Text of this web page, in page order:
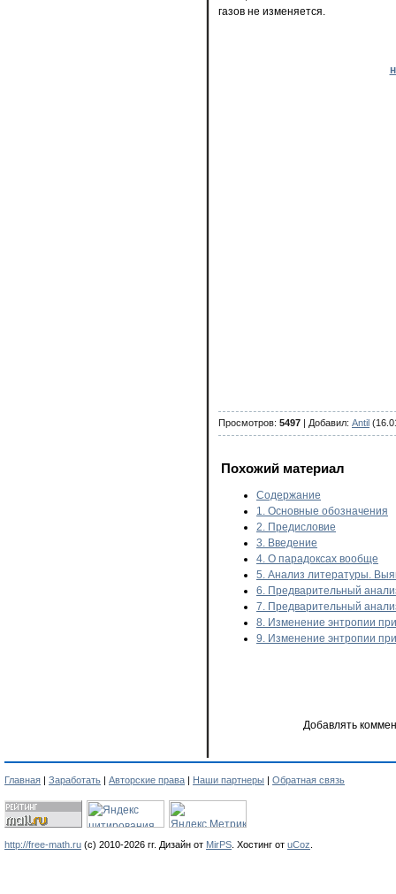
газов не изменяется.
Просмотров: 5497 Добавил: Antil
Похожий материал
Содержание
1. Основные обозначения
2. Предисловие
3. Введение
4. О парадоксах вообще
5. Анализ литературы.
6. Предварительный
7. Предварительный
8. Изменение энтропии
9. Изменение энтропии
Добавлять
Главная | Заработать | Авторские права | Наши партнеры | Обратная связь
http://free-math.ru (с) 2010-2026 гг. Дизайн от MirPS Хостинг от uCoz